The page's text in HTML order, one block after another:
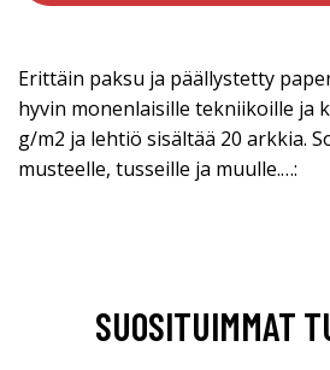
Erittäin paksu ja päällystetty
hyvin monenlaisille tekniikoille ja
g/m2 ja lehtiö sisältää 20 arkkia.
musteelle, tusseille ja muulle.…:
SUOSITUIMMAT